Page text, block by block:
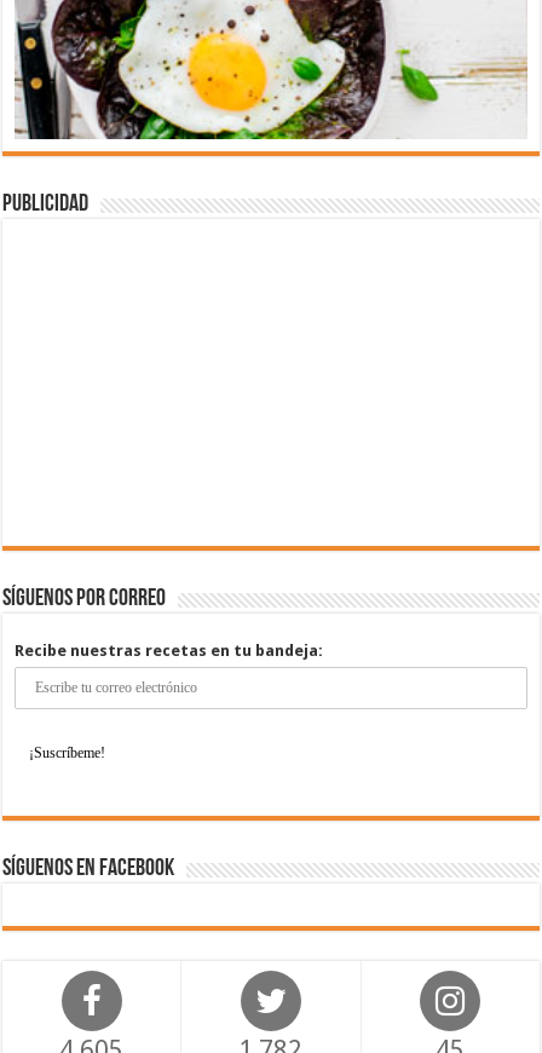
Publicidad
Síguenos por correo
Recibe nuestras recetas en tu bandeja:
Síguenos en Facebook